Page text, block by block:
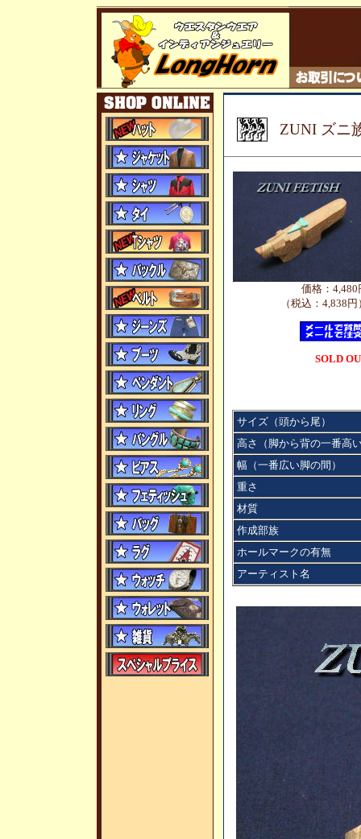
ZUNI ズニ
価格：4,480
（税込：4,838円
SOLD
サイズ（頭から尾）
高さ（脚から背の一番高
幅（一番広い脚の間）
重さ
材質
作成部族
ホールマークの有無
アーティスト名